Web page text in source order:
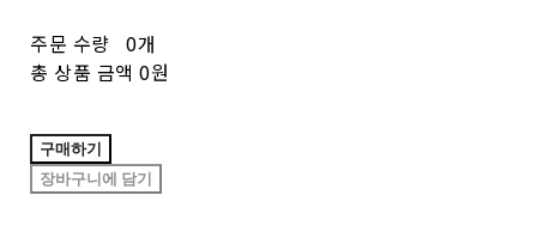
주문 수량 0개
총 상품 금액 0원
구매하기
장바구니에 담기